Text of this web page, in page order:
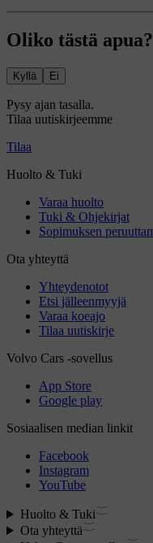
Oliko tästä apua?
Kyllä Ei